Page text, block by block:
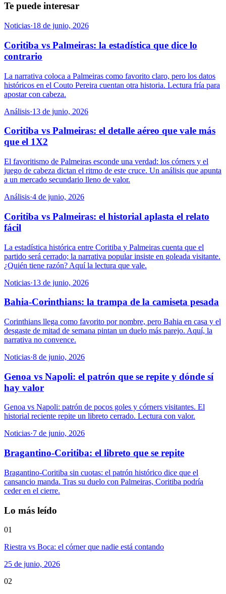
Te puede interesar
Noticias·18 de junio, 2026
Coritiba vs Palmeiras: la estadística que dice lo
contrario
La narrativa coloca a Palmeiras como favorito claro, pero los datos
históricos en el Couto Pereira cuentan otra historia. Lectura fría para
apostar con cabeza.
Análisis·13 de junio, 2026
Coritiba vs Palmeiras: el detalle aéreo que vale más
que el 1X2
El favoritismo de Palmeiras esconde una verdad: los córners y el
juego de cabeza dictan el ritmo de este cruce. Un análisis que apunta
a un mercado secundario lleno de valor.
Análisis·4 de junio, 2026
Coritiba vs Palmeiras: el historial aplasta el relato
fácil
La estadística histórica entre Coritiba y Palmeiras cuenta que el
partido será cerrado; la narrativa popular insiste en goleada visitante.
¿Quién tiene razón? Aquí la lectura que vale.
Noticias·13 de junio, 2026
Bahia-Corinthians: la trampa de la camiseta pesada
Corinthians llega como favorito por nombre, pero Bahia en casa y el
desgaste de mitad de semana pintan un duelo más parejo. Aquí, la
narrativa no convence.
Noticias·8 de junio, 2026
Genoa vs Napoli: el patrón que se repite y dónde sí
hay valor
Genoa vs Napoli: patrón de pocos goles y córners visitantes. El
historial reciente repite un libreto cerrado. Lectura con valor.
Noticias·7 de junio, 2026
Bragantino-Coritiba: el libreto que se repite
Bragantino-Coritiba sin cuotas: el patrón histórico dice que el
cansancio manda. Tras su duelo con Palmeiras, Coritiba podría
ceder en el cierre.
Lo más leído
01
Riestra vs Boca: el córner que nadie está contando
25 de junio, 2026
02